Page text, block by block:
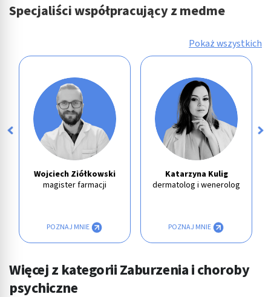
Specjaliści współpracujący z medme
Pokaż wszystkich
Wojciech Ziółkowski
magister farmacji
POZNAJ MNIE
Katarzyna Kulig
dermatolog i wenerolog
POZNAJ MNIE
Więcej z kategorii Zaburzenia i choroby
psychiczne